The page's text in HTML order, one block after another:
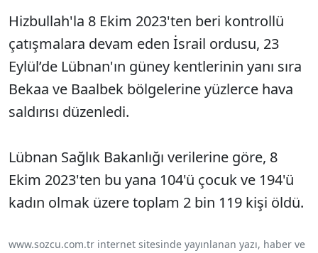
Hizbullah'la 8 Ekim 2023'ten beri kontrollü
çatışmalara devam eden İsrail ordusu, 23
Eylül’de Lübnan'ın güney kentlerinin yanı sıra
Bekaa ve Baalbek bölgelerine yüzlerce hava
saldırısı düzenledi.
Lübnan Sağlık Bakanlığı verilerine göre, 8
Ekim 2023'ten bu yana 104'ü çocuk ve 194'ü
kadın olmak üzere toplam 2 bin 119 kişi öldü.
www.sozcu.com.tr internet sitesinde yayınlanan yazı, haber ve